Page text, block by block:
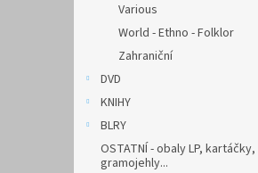
Various
World - Ethno - Folklor
Zahraniční
DVD
KNIHY
BLRY
OSTATNÍ - obaly LP, kartáčky,
gramojehly...